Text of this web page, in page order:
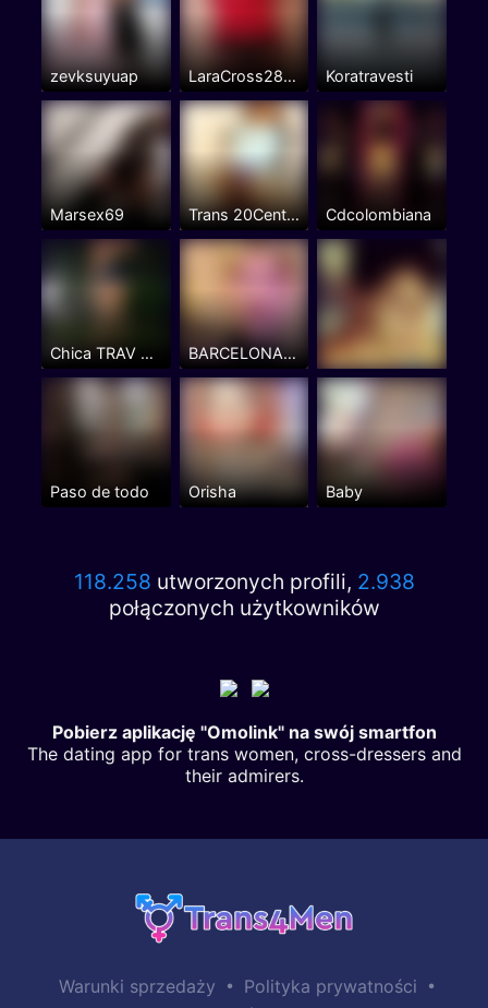
zevksuyuap LaraCross28Bilbao Koratravesti
Marsex69 Trans 20Centi culazo Cdcolombiana
Chica TRAV Latina Colombiana No soy Profesional BARCELONA la PEZONES de BARCELONA
Paso de todo Orisha Baby
118.258 utworzonych profili, 2.938
połączonych użytkowników
Pobierz aplikację "Omolink" na swój smartfon
The dating app for trans women, cross-dressers and
their admirers.
Warunki sprzedaży • Polityka prywatności •